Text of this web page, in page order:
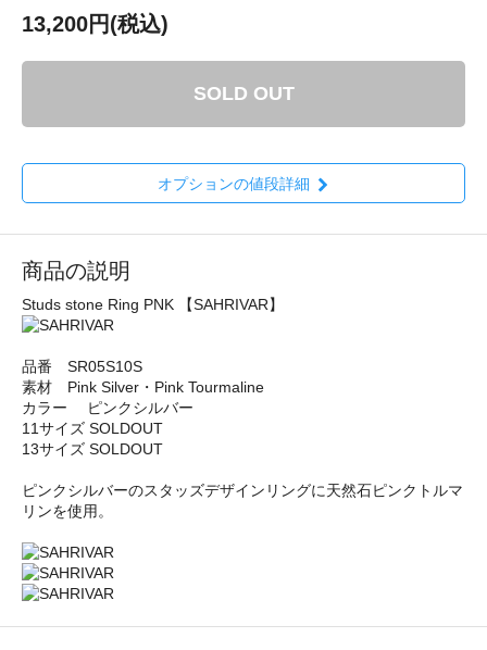
13,200円(税込)
SOLD OUT
オプションの値段詳細
商品の説明
Studs stone Ring PNK 【SAHRIVAR】
品番 SR05S10S
素材 Pink Silver・Pink Tourmaline
カラー ピンクシルバー
11サイズ SOLDOUT
13サイズ SOLDOUT
ピンクシルバーのスタッズデザインリングに天然石ピンクトルマ
リンを使用。